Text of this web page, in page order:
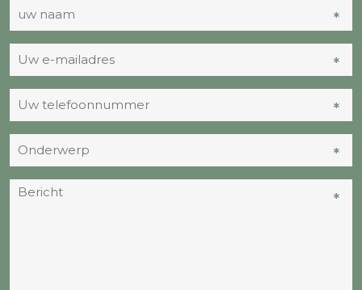
uw
*
*
Uw
mailadres
*
*
Uw
*
*
Onderwerp *
*
Bericht *
*